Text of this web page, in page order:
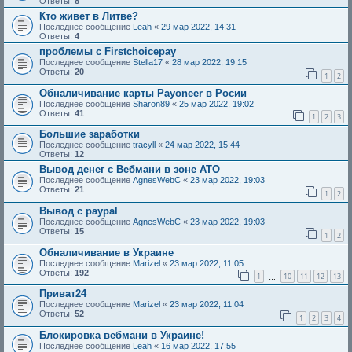
Кто живет в Литве?
Последнее сообщение Leah « 29 мар 2022, 14:31
Ответы: 4
проблемы с Firstchoicepay
Последнее сообщение Stella17 « 28 мар 2022, 19:15
Ответы: 20 1 2
Обналичивание карты Payoneer в Росии
Последнее сообщение Sharon89 « 25 мар 2022, 19:02
Ответы: 41 1 2 3
Большие заработки
Последнее сообщение tracyll « 24 мар 2022, 15:44
Ответы: 12
Вывод денег с Вебмани в зоне АТО
Последнее сообщение AgnesWebC « 23 мар 2022, 19:03
Ответы: 21 1 2
Вывод с paypal
Последнее сообщение AgnesWebC « 23 мар 2022, 19:03
Ответы: 15 1 2
Обналичивание в Украине
Последнее сообщение Marizel « 23 мар 2022, 11:05
Ответы: 192 1 10 11 12 13
Приват24
Последнее сообщение Marizel « 23 мар 2022, 11:04
Ответы: 52 1 2 3 4
Блокировка вебмани в Украине!
Последнее сообщение Leah « 16 мар 2022, 17:55